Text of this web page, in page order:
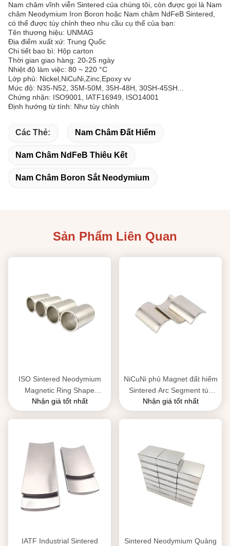
Nam châm vĩnh viễn Sintered của chúng tôi, còn được gọi là Nam
châm Neodymium Iron Boron hoặc Nam châm NdFeB Sintered,
có thể được tùy chỉnh theo nhu cầu cụ thể của bạn:
Tên thương hiệu: UNMAG
Địa điểm xuất xứ: Trung Quốc
Chi tiết bao bì: Hộp carton
Thời gian giao hàng: 20-25 ngày
Nhiệt độ làm việc: 80 ~ 220 °C
Lớp phủ: Nickel,NiCuNi,Zinc,Epoxy vv
Mức độ: N35-N52, 35M-50M, 35H-48H, 30SH-45SH...
Chứng nhận: ISO9001, IATF16949, ISO14001
Định hướng từ tính: Như tùy chỉnh
Các Thẻ: Nam Châm Đất Hiếm
Nam Châm NdFeB Thiêu Kết
Nam Châm Boron Sắt Neodymium
Sản Phẩm Liên Quan
ISO Sintered Neodymium
Magnetic Ring Shape
Permanent Nickel Coatings
Nhận giá tốt nhất
NiCuNi phủ Magnet đất hiếm
Sintered Arc Segment tùy
chỉnh
Nhận giá tốt nhất
IATF Industrial Sintered
Sintered Neodymium Quảng